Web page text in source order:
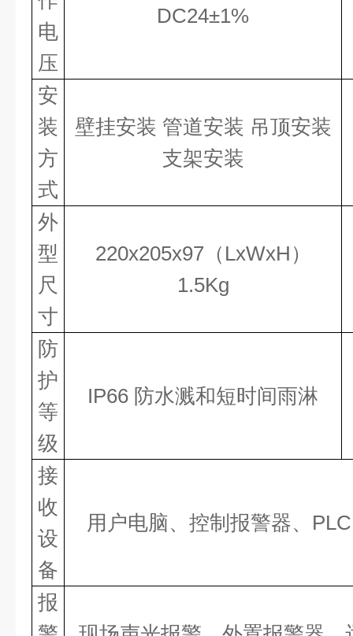
电
压
DC24±1%
安
装
方
式
壁挂安装 管道安装 吊顶安装
支架安装
外
型
尺
寸
220x205x97（LxWxH）
1.5Kg
防
护
等
级
IP66 防水溅和短时间雨淋
接
收
设
备
用户电脑、控制报警器、
报